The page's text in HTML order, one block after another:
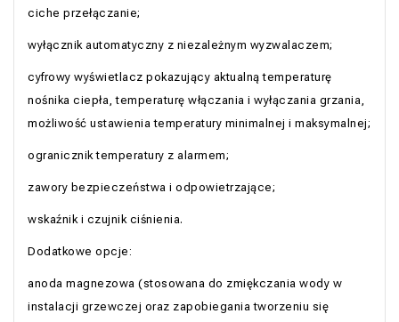
ciche przełączanie;
wyłącznik automatyczny z niezależnym wyzwalaczem;
cyfrowy wyświetlacz pokazujący aktualną temperaturę
nośnika ciepła, temperaturę włączania i wyłączania grzania,
możliwość ustawienia temperatury minimalnej i maksymalnej;
ogranicznik temperatury z alarmem;
zawory bezpieczeństwa i odpowietrzające;
wskaźnik i czujnik ciśnienia.
Dodatkowe opcje:
anoda magnezowa (stosowana do zmiękczania wody w
instalacji grzewczej oraz zapobiegania tworzeniu się